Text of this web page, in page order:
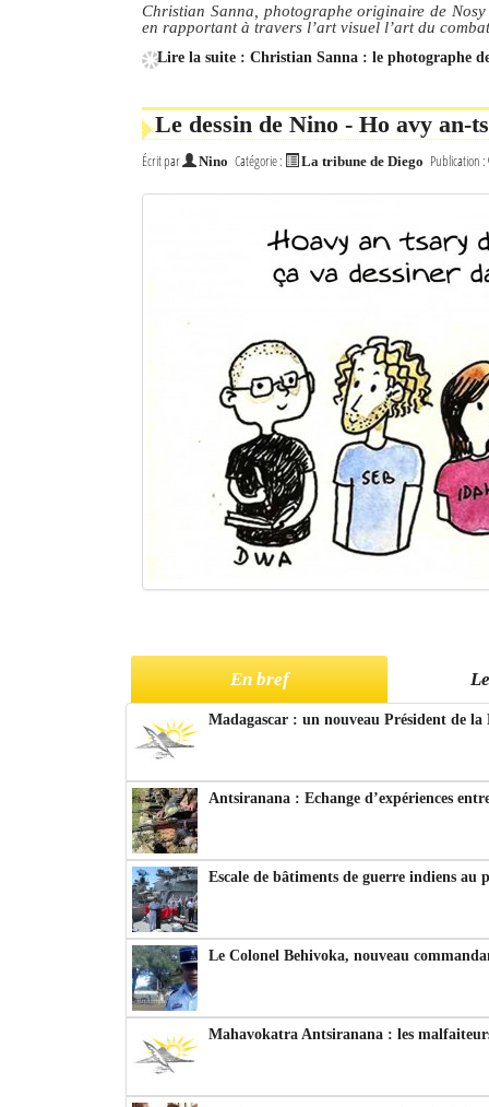
Christian Sanna, photographe originaire de
en rapportant à travers l’art visuel l’art du
Lire la suite : Christian Sanna : le photographe
Le dessin de Nino - Ho avy an-
Écrit par Nino Catégorie : La tribune de Diego Publication :
En bref
Madagascar : un nouveau Président de
Antsiranana : Echange d’expériences
Escale de bâtiments de guerre indiens au
Le Colonel Behivoka, nouveau
Mahavokatra Antsiranana : les